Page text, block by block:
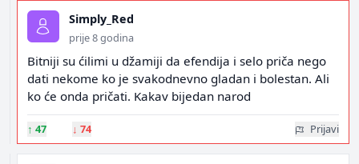
Simply_Red
prije 8 godina
Bitniji su ćilimi u džamiji da efendija i selo priča nego
dati nekome ko je svakodnevno gladan i bolestan. Ali
ko će onda pričati. Kakav bijedan narod
↑ 47 ↓ 74 Prijavi